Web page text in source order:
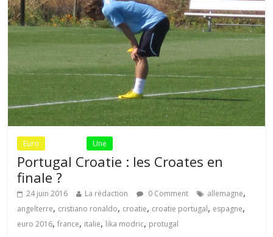
Euro Une
Portugal Croatie : les Croates en
finale ?
24 juin 2016 La rédaction 0 Comment allemagne,
angelterre, cristiano ronaldo, croatie, croatie portugal, espagne,
euro 2016,france, italie, lika modric, protugal